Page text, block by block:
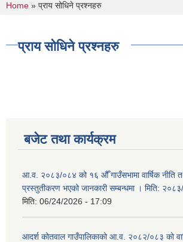
You are here
Home » प्राय सोधिने प्रश्नहरु
प्राय सोधिने प्रश्नहरु
बजेट तथा कार्यक्रम
आ.व. २०८३/०८४ को १६ औँ गाउँसभामा वार्षिक नीति
प्रस्तुतीकरण भएको जानकारी सम्बन्धमा । मिति:
मिति: 06/24/2026 - 17:09
आदर्श कोतवाल गाउँपालिकाको आ.व. २०८२/०८३ को